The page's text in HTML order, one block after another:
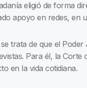
eligió de forma
apoyo en redes, en
trata de que el
Para él, la
en la vida cotidiana.